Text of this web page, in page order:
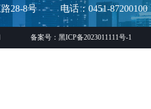
28-8号 电话：0451-87200100
备案号：黑ICP备2023011111号-1